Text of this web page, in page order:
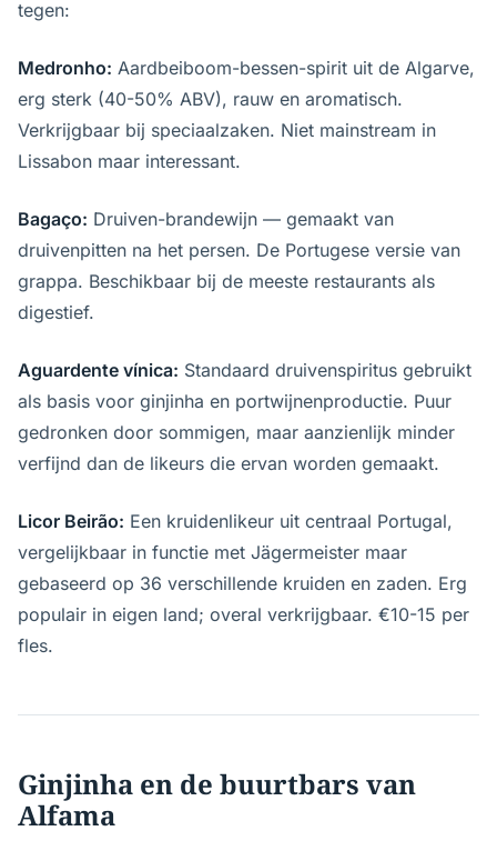
tegen:
Medronho: Aardbeiboom-bessen-spirit uit de Algarve,
erg sterk (40-50% ABV), rauw en aromatisch.
Verkrijgbaar bij speciaalzaken. Niet mainstream in
Lissabon maar interessant.
Bagaço: Druiven-brandewijn — gemaakt van
druivenpitten na het persen. De Portugese versie van
grappa. Beschikbaar bij de meeste restaurants als
digestief.
Aguardente vínica: Standaard druivenspiritus gebruikt
als basis voor ginjinha en portwijnenproductie. Puur
gedronken door sommigen, maar aanzienlijk minder
verfijnd dan de likeurs die ervan worden gemaakt.
Licor Beirão: Een kruidenlikeur uit centraal Portugal,
vergelijkbaar in functie met Jägermeister maar
gebaseerd op 36 verschillende kruiden en zaden. Erg
populair in eigen land; overal verkrijgbaar. €10-15 per
fles.
Ginjinha en de buurtbars van
Alfama